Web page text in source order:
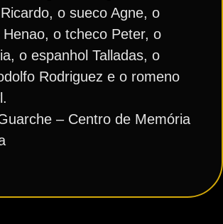
o sueco Agne, o
o tcheco Peter, o
o espanhol Talladas, o
Rodriguez e o romeno
– Centro de Memória